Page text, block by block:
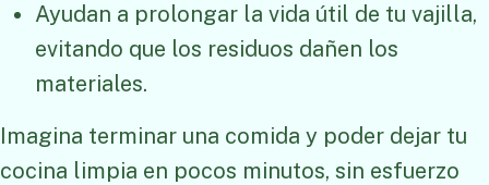
Ayudan a prolongar la vida útil de tu vajilla,
evitando que los residuos dañen los
materiales.
Imagina terminar una comida y poder dejar tu
cocina limpia en pocos minutos, sin esfuerzo